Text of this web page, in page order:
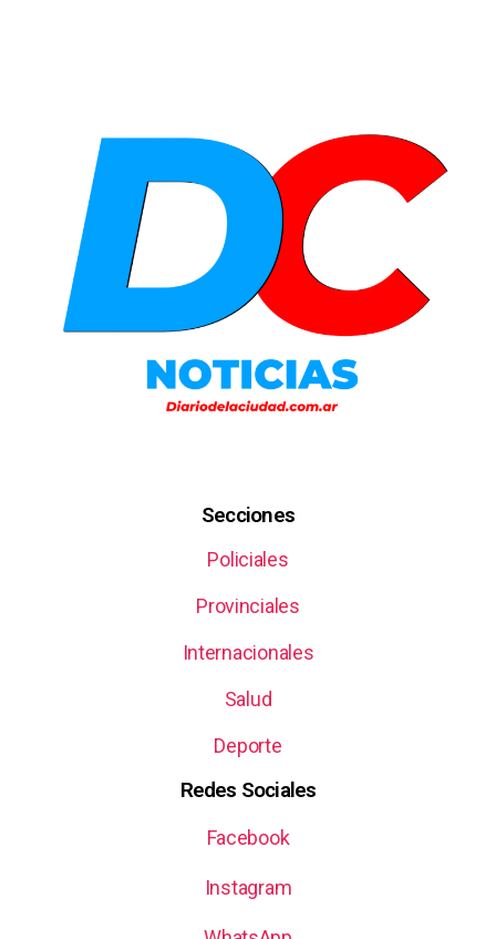
Secciones
Policiales
Provinciales
Internacionales
Salud
Deporte
Redes Sociales
Facebook
Instagram